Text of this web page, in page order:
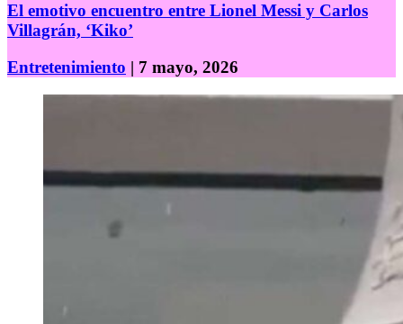
El emotivo encuentro entre Lionel Messi y Carlos
Villagrán, ‘Kiko’
Entretenimiento | 7 mayo, 2026